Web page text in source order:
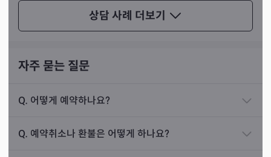
그래서 항상 배움과 발전에 목마르게 된다고 설명해 주셨습
상담 사례 더보기
작년 12월에 한 50대 여성분이 찾아오셨습니다. 음
식점을 운영하고 계신 분이셨는데 가게를 내놓았으
러 오신 분이셨습니다. 제가 카드를 보니 축하 카드가
그래서 손님에게 그렇게 말씀드리면서 걱정하지 마
가 와서 손님이 소식을 전해 주셨습니다. 낮에 가게를
자주 묻는 질문
Q. 어떻게 예약하나요?
Q. 예약취소나 환불은 어떻게 하나요?